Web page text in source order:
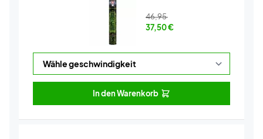
46,95
37,50€
In den Warenkorb